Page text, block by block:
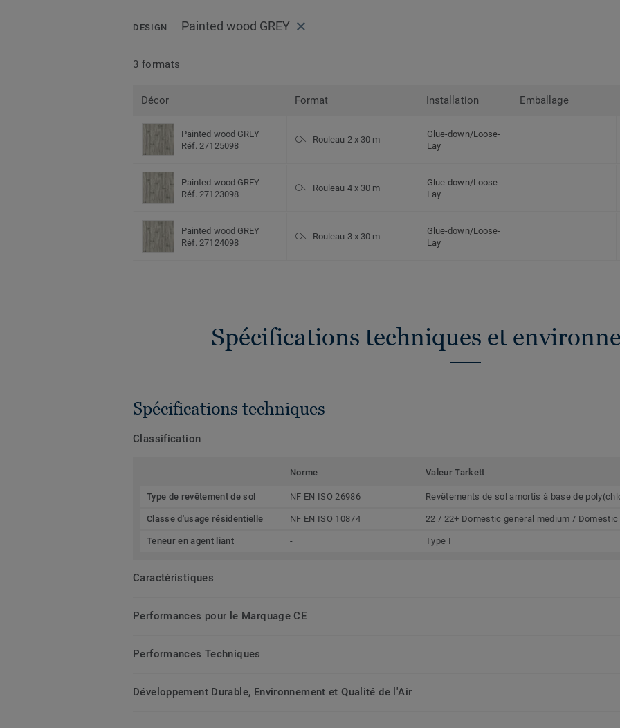
DESIGN Painted wood GREY
3 formats
Décor Format Installation Emballage
Painted wood GREY
Réf. 27125098
Rouleau 2 x 30 m
Glue-down/Loose-
Lay
Painted wood GREY
Réf. 27123098
Rouleau 4 x 30 m
Glue-down/Loose-
Lay
Painted wood GREY
Réf. 27124098
Rouleau 3 x 30 m
Glue-down/Loose-
Lay
Spécifications techniques et
Spécifications techniques
Classification
Norme Valeur Tarkett
Type de revêtement de sol NF EN ISO 26986 Revêtements de sol amortis à base de
Classe d'usage résidentielle NF EN ISO 10874 22 / 22+ Domestic general medium / Domestic
Teneur en agent liant - Type I
Caractéristiques
Performances pour le Marquage CE
Performances Techniques
Développement Durable, Environnement et Qualité de l'Air